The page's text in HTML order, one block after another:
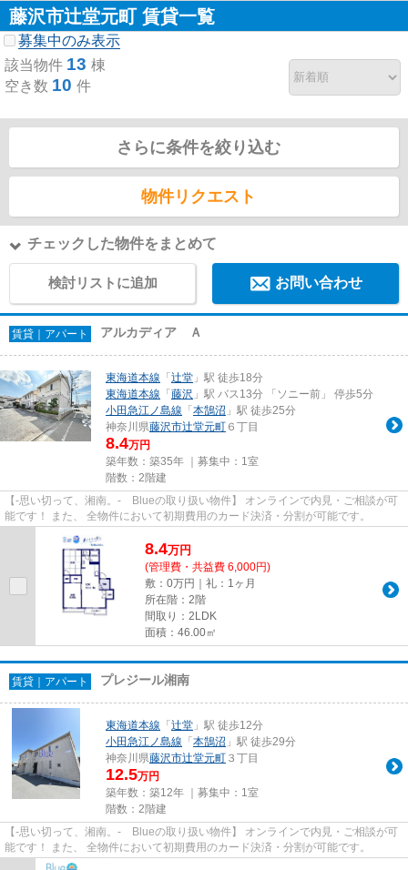
藤沢市辻堂元町 賃貸一覧
募集中のみ表示
該当物件 13 棟
空き数 10 件
さらに条件を絞り込む
物件リクエスト
チェックした物件をまとめて
検討リストに追加 お問い合わせ
賃貸｜アパート アルカディア Ａ
東海道本線 「 辻堂 」駅 徒歩18分
東海道本線 「 藤沢 」駅 バス13分 「ソニー前」 停歩5分
小田急江ノ島線 「 本鵠沼 」駅 徒歩25分
神奈川県藤沢市辻堂元町 ６丁目
8.4万円
築年数：築35年 ｜募集中： 1室
階数：2階建
【-思い切って、湘南。- Blueの取り扱い物件】 オンラインで内見・ご相談が可
能です！ また、 全物件において初期費用のカード決済・分割が可能です。
8.4万円
(管理費・共益費 6,000円)
敷：0万円｜礼：1ヶ月
所在階：2階
間取り：2LDK
面積：46.00㎡
賃貸｜アパート プレジール湘南
東海道本線 「 辻堂 」駅 徒歩12分
小田急江ノ島線 「 本鵠沼 」駅 徒歩29分
神奈川県藤沢市辻堂元町 ３丁目
12.5万円
築年数：築12年 ｜募集中： 1室
階数：2階建
【-思い切って、湘南。- Blueの取り扱い物件】 オンラインで内見・ご相談が可
能です！ また、 全物件において初期費用のカード決済・分割が可能です。